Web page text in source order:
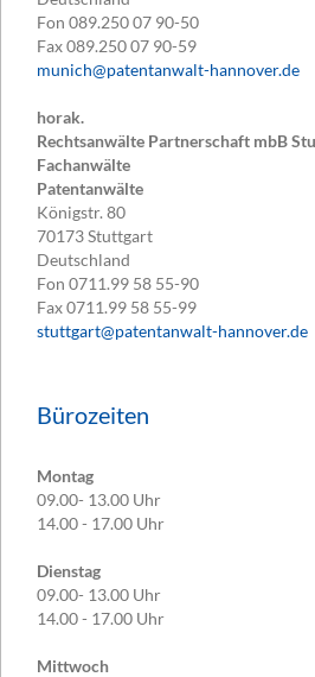
Fon 089.250 07 90-50
Fax089.250 07 90-59
munich@patentanwalt-hannover.de
horak.
Rechtsanwälte Partnerschaft mbB
Fachanwälte
Patentanwälte
Königstr. 80
70173Stuttgart
Deutschland
Fon 0711.99 58 55-90
Fax0711.99 58 55-99
stuttgart@patentanwalt-hannover.de
Bürozeiten
Montag
09.00- 13.00 Uhr
14.00 - 17.00 Uhr
Dienstag
09.00- 13.00 Uhr
14.00 - 17.00 Uhr
Mittwoch